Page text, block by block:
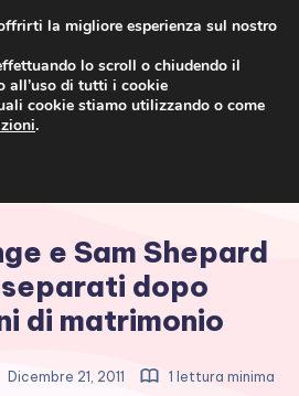
e Sam Shepard
separati dopo
di matrimonio
Dicembre 21, 2011 1 lettura minima
la migliore esperienza sul nostro
lo scroll o chiudendo il
all’uso di tutti i cookie
cookie stiamo utilizzando o come
.